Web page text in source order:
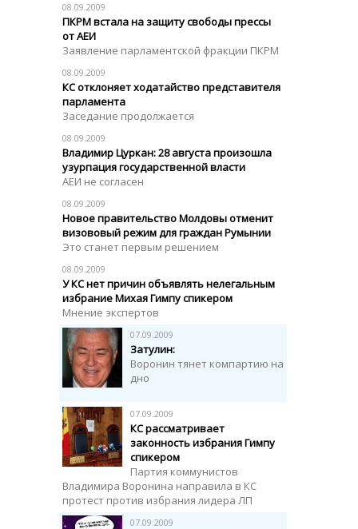
08.09.2009
ПКРМ встала на защиту свободы прессы
от АЕИ
Заявление парламентской фракции ПКРМ
08.09.2009
КС отклоняет ходатайство представителя
парламента
Заседание продолжается
08.09.2009
Владимир Цуркан: 28 августа произошла
узурпация государственной власти
АЕИ не согласен
08.09.2009
Новое правительство Молдовы отменит
визововый режим для граждан Румынии
Это станет первым решением
08.09.2009
У КС нет причин объявлять нелегальным
избрание Михая Гимпу спикером
Мнение экспертов
07.09.2009
Затулин:
Воронин тянет компартию на
дно
07.09.2009
КС рассматривает
законность избрания Гимпу
спикером
Партия коммунистов
Владимира Воронина направила в КС
протест против избрания лидера ЛП
07.09.2009